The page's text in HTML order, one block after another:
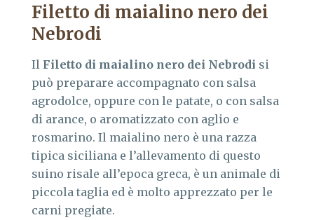
Filetto di maialino nero dei
Nebrodi
Il Filetto di maialino nero dei Nebrodi si
può preparare accompagnato con salsa
agrodolce, oppure con le patate, o con salsa
di arance, o aromatizzato con aglio e
rosmarino. Il maialino nero è una razza
tipica siciliana e l’allevamento di questo
suino risale all’epoca greca, è un animale di
piccola taglia ed è molto apprezzato per le
carni pregiate.